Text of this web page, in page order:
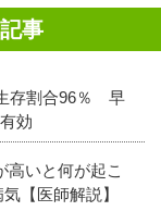
事
存割合96％ 早
効
高いと何が起こ
【医師解説】